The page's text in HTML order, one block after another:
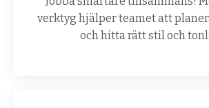
verktyg hjälper teamet att
och hitta rätt stil och